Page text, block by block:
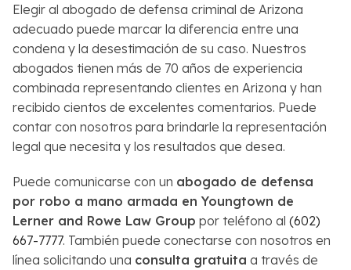
Elegir al abogado de defensa criminal de Arizona
adecuado puede marcar la diferencia entre una
condena y la desestimación de su caso. Nuestros
abogados tienen más de 70 años de experiencia
combinada representando clientes en Arizona y han
recibido cientos de excelentes comentarios. Puede
contar con nosotros para brindarle la representación
legal que necesita y los resultados que desea.
Puede comunicarse con un abogado de defensa
por robo a mano armada en Youngtown de
Lerner and Rowe Law Group por teléfono al (602)
667-7777. También puede conectarse con nosotros en
línea solicitando una consulta gratuita a través de